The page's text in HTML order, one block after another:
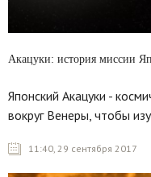
Акацуки: история миссии
Японский Акацуки -
вокруг Венеры, чтобы
11:40, 29 сентября 2017